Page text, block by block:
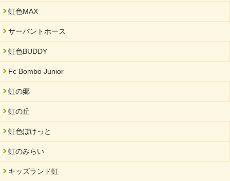
虹色MAX
サーバントホース
虹色BUDDY
Fc Bombo Junior
虹の郷
虹の丘
虹色ぽけっと
虹のみらい
キッズランド虹